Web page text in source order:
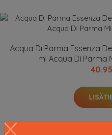
Acqua Di Parma Essenza
ml Acqua Di Parma